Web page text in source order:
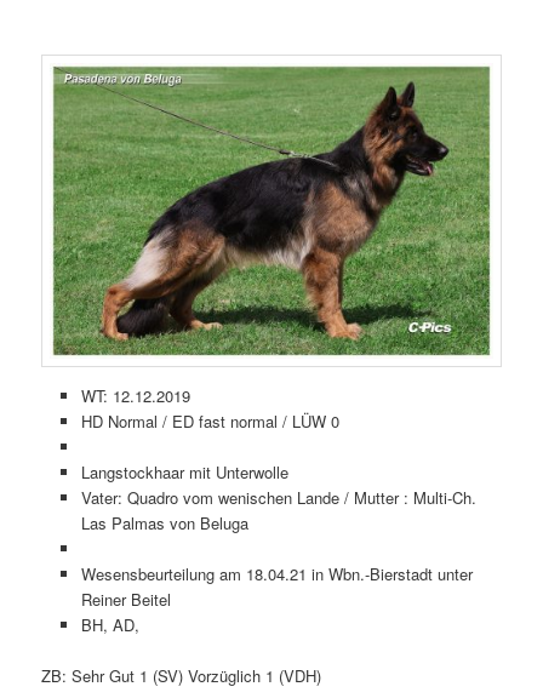
WT: 12.12.2019
HD Normal / ED fast normal / LÜW 0
Langstockhaar mit Unterwolle
Vater: Quadro vom wenischen Lande / Mutter : Multi-Ch.
Las Palmas von Beluga
Wesensbeurteilung am 18.04.21 in Wbn.-Bierstadt unter
Reiner Beitel
BH, AD,
ZB: Sehr Gut 1 (SV) Vorzüglich 1 (VDH)